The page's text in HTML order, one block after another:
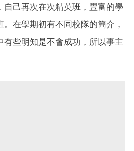
自己再次在次精英班，豐富的學
在學期初有不同校隊的簡介，
有些明知是不會成功，所以事主